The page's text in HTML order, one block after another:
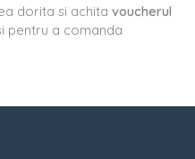
dorita si achita voucherul
pentru a comanda